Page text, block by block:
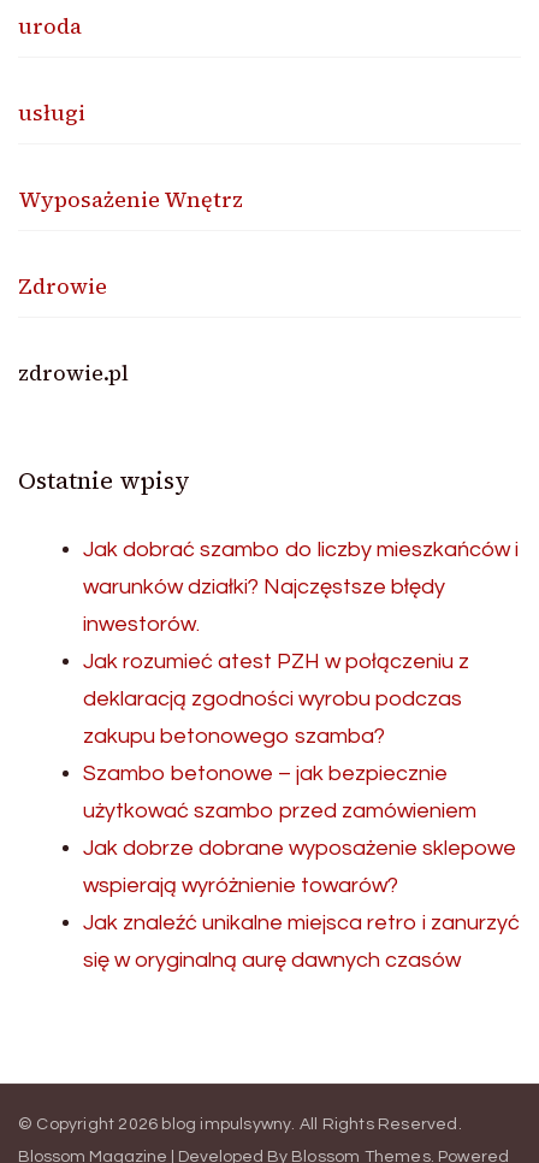
uroda
usługi
Wyposażenie Wnętrz
Zdrowie
zdrowie.pl
Ostatnie wpisy
Jak dobrać szambo do liczby mieszkańców i
warunków działki? Najczęstsze błędy
inwestorów.
Jak rozumieć atest PZH w połączeniu z
deklaracją zgodności wyrobu podczas
zakupu betonowego szamba?
Szambo betonowe – jak bezpiecznie
użytkować szambo przed zamówieniem
Jak dobrze dobrane wyposażenie sklepowe
wspierają wyróżnienie towarów?
Jak znaleźć unikalne miejsca retro i zanurzyć
się w oryginalną aurę dawnych czasów
© Copyright 2026 blog impulsywny. All Rights Reserved.
Blossom Magazine | Developed By Blossom Themes. Powered